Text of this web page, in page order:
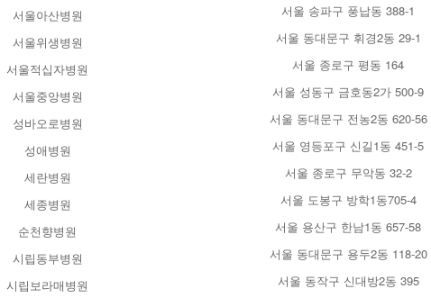
서울아산병원 서울 송파구 풍납동 388-1
서울위생병원 서울 동대문구 휘경2동 29-1
서울적십자병원 서울 종로구 평동 164
서울중앙병원 서울 성동구 금호동2가 500-9
성바오로병원 서울 동대문구 전농2동 620-56
성애병원 서울 영등포구 신길1동 451-5
세란병원 서울 종로구 무악동 32-2
세종병원 서울 도봉구 방학1동705-4
순천향병원 서울 용산구 한남1동 657-58
시립동부병원 서울 동대문구 용두2동 118-20
시립보라매병원 서울 동작구 신대방2동 395